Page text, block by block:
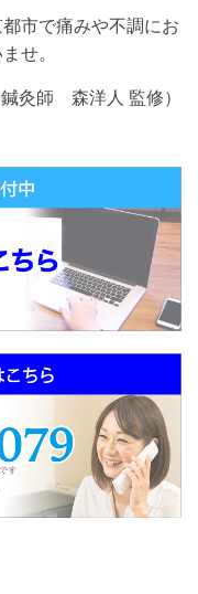
市で痛みや不調にお
せ。
鍼灸師 森洋人 監修）